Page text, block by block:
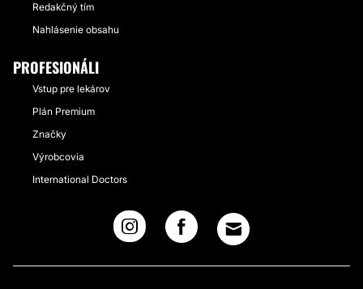
Redakčný tím
Nahlásenie obsahu
PROFESIONÁLI
Vstup pre lekárov
Plán Premium
Značky
Výrobcovia
International Doctors